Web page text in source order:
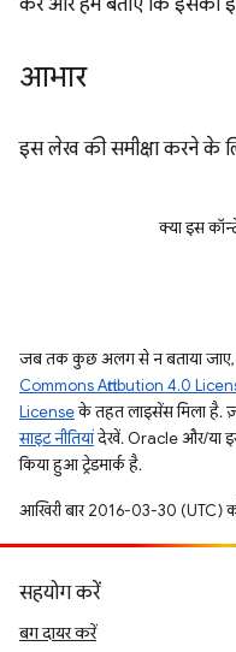
आभार
इस लेख की समीक्षा करने के
क्या इस
जब तक कुछ अलग से न बताया जाए,
Commons Attribution 4.0
Licenseके तहत लाइसेंस मिला है.
साइट नीतियांदेखें. Oracle और/या
किया हुआ ट्रेडमार्क है.
आखिरी बार 2016-03-30 (UTC)
सहयोग करें
बग दायर करें